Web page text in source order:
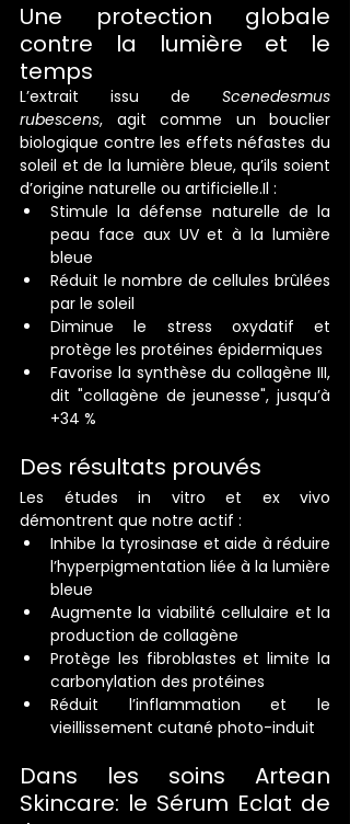
Une protection globale
contre la lumière et le
temps
L’extrait issu de Scenedesmus
rubescens, agit comme un bouclier
biologique contre les effets néfastes du
soleil et de la lumière bleue, qu’ils soient
d’origine naturelle ou artificielle.Il :
Stimule la défense naturelle de la
peau face aux UV et à la lumière
bleue
Réduit le nombre de cellules brûlées
par le soleil
Diminue le stress oxydatif et
protège les protéines épidermiques
Favorise la synthèse du collagène III,
dit "collagène de jeunesse", jusqu’à
+34 %
Des résultats prouvés
Les études in vitro et ex vivo
démontrent que notre actif :
Inhibe la tyrosinase et aide à réduire
l’hyperpigmentation liée à la lumière
bleue
Augmente la viabilité cellulaire et la
production de collagène
Protège les fibroblastes et limite la
carbonylation des protéines
Réduit l’inflammation et le
vieillissement cutané photo-induit
Dans les soins Artean
Skincare: le Sérum Eclat de